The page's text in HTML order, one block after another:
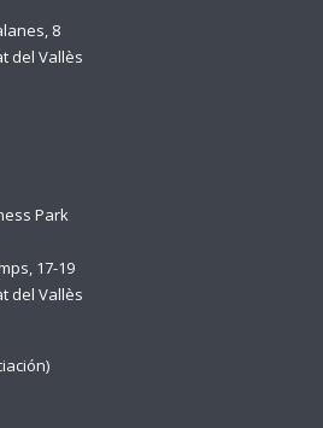
8
del Vallès
Park
17-19
del Vallès